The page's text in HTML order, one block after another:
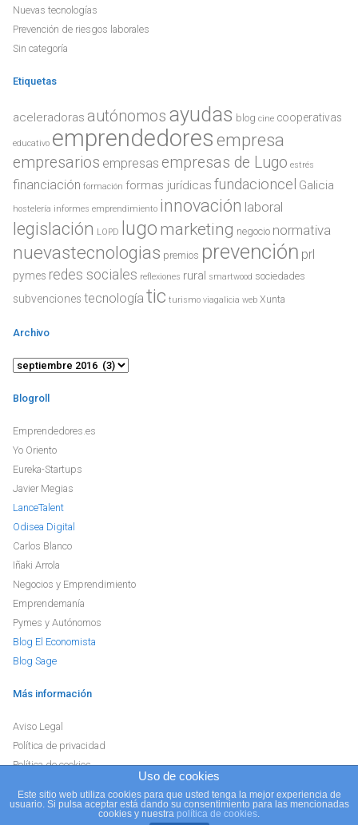
Nuevas tecnologías
Prevención de riesgos laborales
Sin categoría
Etiquetas
aceleradoras autónomos ayudas blog cine cooperativas
educativo emprendedores empresa
empresarios empresas empresas de Lugo estrés
financiación formación formas jurídicas fundacioncel Galicia
hostelería informes emprendimiento innovación laboral
legislación LOPD lugo marketing negocio normativa
nuevastecnologias premios prevención prl
pymes redes sociales reflexiones rural smartwood sociedades
subvenciones tecnología tic turismo viagalicia web Xunta
Archivo
Archivo
Blogroll
Emprendedores.es
Yo Oriento
Eureka-Startups
Javier Megias
LanceTalent
Odisea Digital
Carlos Blanco
Iñaki Arrola
Negocios y Emprendimiento
Emprendemanía
Pymes y Autónomos
Blog El Economista
Blog Sage
Más información
Aviso Legal
Política de privacidad
Política de cookies
Bloge+e// HostingRaiola Networks, S.L.
Uso de cookies
Este sitio web utiliza cookies para que usted tenga la mejor experiencia de
usuario. Si pulsa aceptar está dando su consentimiento para las mencionadas
cookies y nuestra política de cookies.